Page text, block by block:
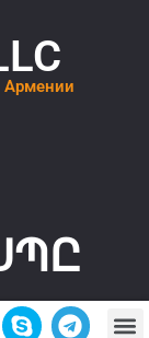
Армении